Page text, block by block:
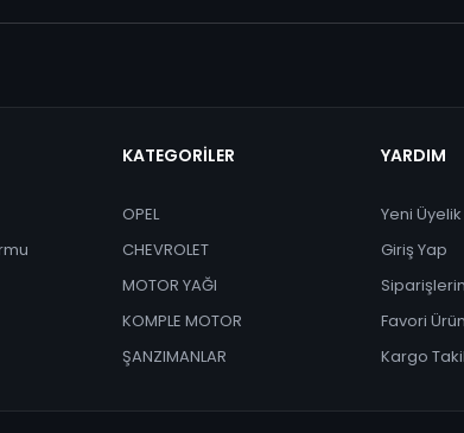
KATEGORİLER
OPEL
CHEVROLET
MOTOR YAĞI
KOMPLE MOTOR
ŞANZIMANLAR
YARDIM
Yeni Üyelik
Giriş Yap
Favori
Kargo